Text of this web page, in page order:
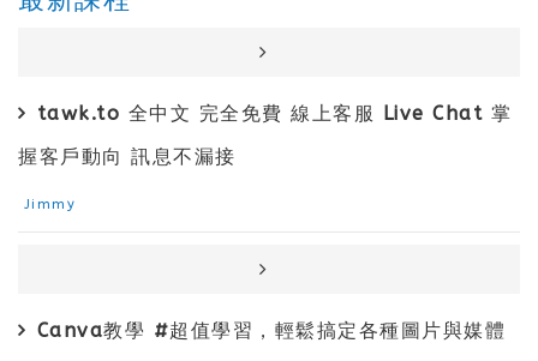
tawk.to 全中文 完全免費 線上客服 Live Chat 掌
握客戶動向 訊息不漏接
Jimmy
Canva教學 #超值學習，輕鬆搞定各種圖片與媒體